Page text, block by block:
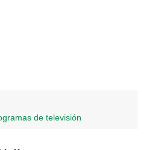
de televisión